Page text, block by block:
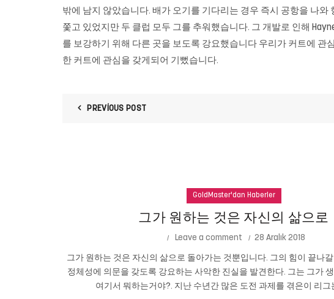
밖에 남지 않았습니다. 배가 오기를 기다리는 경우 즉시 공항을 나
쫓고 있었지만 두 클럽 모두 그를 추워했습니다. 그 개발로 인해
를 보강하기 위해 다른 곳을 보도록 강요했습니다 우리가 커트에
한 커트에 관심을 갖게되어 기뻤습니다.
PREVIOUS POST
GoldMaster'dan Haberler
그가 원하는 것은 자신의 삶으로
Leave a comment 28 Aralık 2018
그가 원하는 것은 자신의 삶으로 돌아가는 것뿐입니다. 그의 힘이 끝나갈
정체성에 의문을 갖도록 강요하는 사악한 진실을 발견한다. 그는 그가
여기서 뭐하는거야?. 지난 수년간 많은 도전 과제를 겪은이 리그